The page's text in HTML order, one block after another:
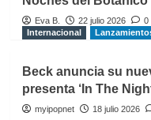
Eva B. 22 julio 2026
0
Internacional
Beck anuncia su
presenta ‘In The
myipopnet 18 julio 2026